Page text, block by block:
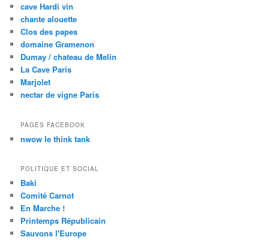
cave Hardi vin
chante alouette
Clos des papes
domaine Gramenon
Dumay / chateau de Melin
La Cave Paris
Marjolet
nectar de vigne Paris
PAGES FACEBOOK
nwow le think tank
POLITIQUE ET SOCIAL
Baki
Comité Carnot
En Marche !
Printemps Républicain
Sauvons l'Europe